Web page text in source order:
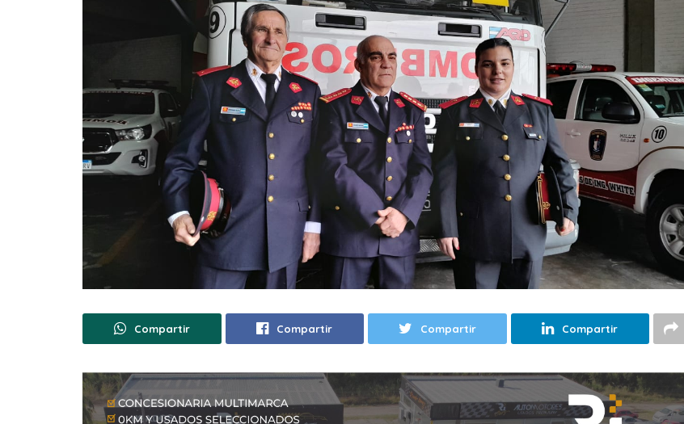
Compartir Compartir Compartir Compartir